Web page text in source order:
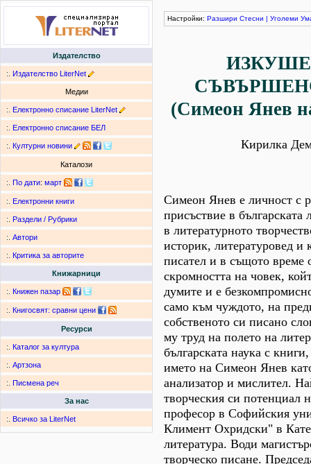
Издателство
:. Издателство LiterNet
Медии
:. Електронно списание LiterNet
:. Електронно списание БЕЛ
:. Културни новини
Каталози
:. По дати: март
:. Електронни книги
:. Раздели / Рубрики
:. Автори
:. Критика за авторите
Книжарници
:. Книжен пазар
:. Книгосвят: сравни цени
Ресурси
:. Каталог за култура
:. Артзона
:. Писмена реч
За нас
:. Всичко за LiterNet
Настройки: Разшири Стесни | Уголеми
(Симеон Янев
Кирилка
Симеон Янев е личност с
присъствие в българската
в литературното
историк, литературовед и
писател и в същото време
скромността на човек,
думите и е
само към чуждото, на
собственото си писано
му труд на полето на
българската наука с
името на Симеон Янев
анализатор и мислител.
творческия си потенциал
професор в Софийския
Климент Охридски" в
литература. Води
творческо писане.